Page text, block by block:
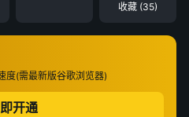
收藏 (35)
度(需最新版谷歌浏览器)
开通